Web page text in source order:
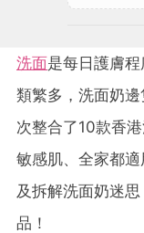
洗面是每日護膚
類繁多，洗面奶
次整合了10款香
敏感肌、全家都
及拆解洗面奶迷
品！